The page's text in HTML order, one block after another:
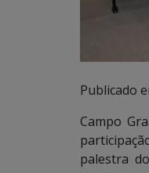
Publicado
Campo
palestra